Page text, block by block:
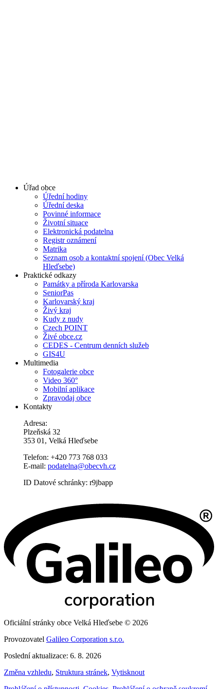
Úřad obce
Úřední hodiny
Úřední deska
Povinné informace
Životní situace
Elektronická podatelna
Registr oznámení
Matrika
Seznam osob a kontaktní spojení (Obec Velká
Hleďsebe)
Praktické odkazy
Památky a příroda Karlovarska
SeniorPas
Karlovarský kraj
Živý kraj
Kudy z nudy
Czech POINT
Živé obce.cz
CEDES - Centrum denních služeb
GIS4U
Multimedia
Fotogalerie obce
Video 360°
Mobilní aplikace
Zpravodaj obce
Kontakty
Adresa:
Plzeňská 32
353 01, Velká Hleďsebe
Telefon: +420 773 768 033
E-mail: podatelna@obecvh.cz
ID Datové schránky: r9jbapp
Oficiální stránky obce Velká Hleďsebe © 2026
Provozovatel Galileo Corporation s.r.o.
Poslední aktualizace: 6. 8. 2026
Změna vzhledu, Struktura stránek, Vytisknout